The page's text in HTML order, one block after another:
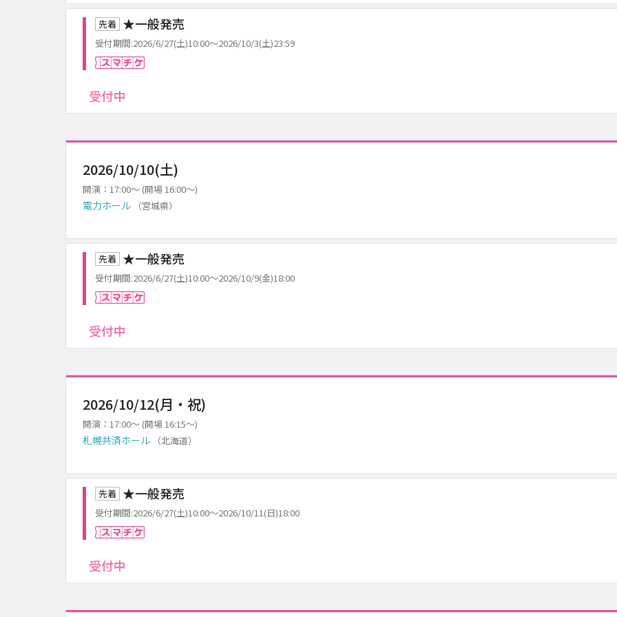
先着 ★一般発売
受付期間:2026/6/27(土)10:00～2026/10/3(土)23:59
受付中
2026/10/10(土)
開演：17:00～ (開場 16:00～)
電力ホール （宮城県）
先着 ★一般発売
受付期間:2026/6/27(土)10:00～2026/10/9(金)18:00
受付中
2026/10/12(月・祝)
開演：17:00～ (開場 16:15～)
札幌共済ホール （北海道）
先着 ★一般発売
受付期間:2026/6/27(土)10:00～2026/10/11(日)18:00
受付中